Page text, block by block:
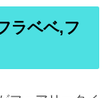
ラベベ,フ